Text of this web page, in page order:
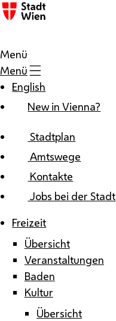
Zum Inhalt
Menü
Menü
English
New in Vienna?
Stadtplan
Amtswege
Kontakte
Jobs bei der Stadt
Freizeit
Übersicht
Veranstaltungen
Baden
Kultur
Übersicht